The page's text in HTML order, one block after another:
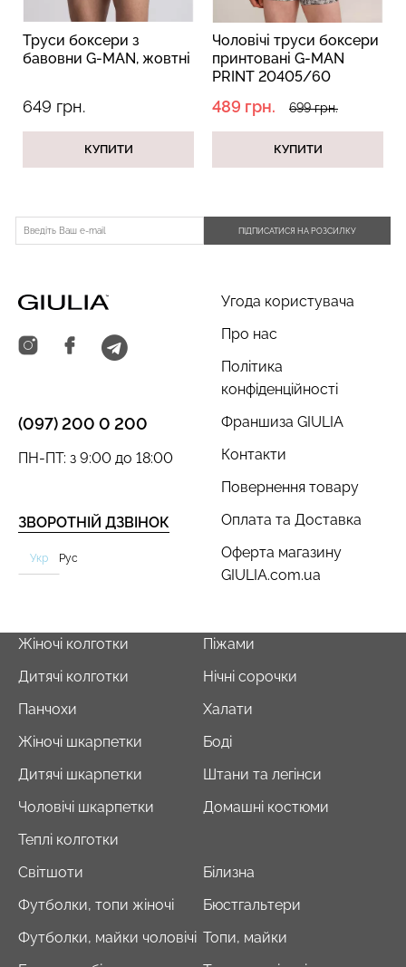
Труси боксери з
бавовни G-MAN, жовтні
649 грн.
КУПИТИ
Чоловiчi труси боксери
принтовані G-MAN
PRINT 20405/60
489 грн. 699 грн.
КУПИТИ
ПІДПИСАТИСЯ НА РОЗСИЛКУ
Угода користувача
Про нас
Політика
конфіденційності
Франшиза GIULIA
Контакти
Повернення товару
Оплата та Доставка
Оферта магазину
GIULIA.com.ua
(097) 200 0 200
ЗВОРОТНІЙ ДЗВІНОК
ПН-ПТ: з 9:00 до 18:00
Укр Рус
Жіночі колготки
Дитячі колготки
Панчохи
Жіночі шкарпетки
Дитячі шкарпетки
Чоловічі шкарпетки
Теплі колготки
Піжами
Нічні сорочки
Халати
Боді
Штани та легінси
Домашні костюми
Світшоти
Футболки, топи жіночі
Футболки, майки чоловічі
Білизна
Бюстгальтери
Топи, майки